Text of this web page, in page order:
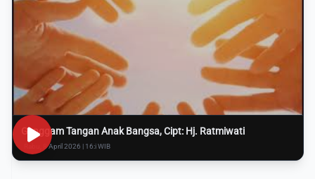
Genggam Tangan Anak Bangsa, Cipt: Hj. Ratmiwati
Rabu, 8 April 2026 | 16:i WIB